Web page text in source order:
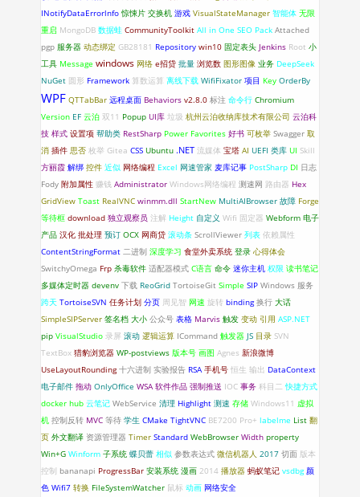
INotifyDataErrorlnfo 惊悚片 交换机 游戏 VisualStateManager 智能体 无限
重启 MongoDB 数据蛙 CommunityToolkit All in One SEO Pack Attached
pgp 服务器 动态绑定 GB28181 Repository win10 固定表头 Jenkins Root 小
工具 Message windows 网络 e招贷 批量 浏览数 图形图像 业务 DeepSeek
NuGet 圆形 Framework 算数运算 离线下载 WifiFixator 项目 Key OrderBy
WPF QTTabBar 远程桌面 Behaviors v2.8.0 标注 命令行 Chromium
Version EF 云泊 双11 Popup UI库 垃圾 杭州云泊收纳库技术有限公司 云泊科
技 样式 设置项 帮助类 RestSharp Power Favorites 好书 可枚举 Swagger 取
消 插件 思否 枚举 Gitea CSS Ubuntu .NET 流媒体 宝塔 AI UEFI 类库 UI Skill
方丽霞 解绑 控件 近似 网络编程 Excel 网速管家 麦库记事 PostSharp DI 日志
Fody 附加属性 赚钱 Administrator Windows网络编程 测速网 路由器 Hex
GridView Toast RealVNC winmm.dll StartNew MultiAIBrowser 故障 Forge
等待框 download 独立观察员 注解 Height 自定义 Wifi 固定器 Webform 电子
产品 汉化 批处理 预订 OCX 网商贷 滚动条 ScrollViewer 列表 依赖属性
ContentStringFormat 二进制 深度学习 食堂外卖系统 登录 心得体会
SwitchyOmega Frp 杀毒软件 适配器模式 C语言 命令 迷你主机 权限 读书笔记
多媒体定时器 devenv 下载 ReoGrid TortoiseGit Simple SIP Windows 服务
跨天 TortoiseSVN 任务计划 分页 周见智 网速 旋转 binding 换行 大话
SimpleSIPServer 签名档 大小 公众号 表格 Marvis 触发 变动 引用 ASP.NET
pip VisualStudio 录屏 滚动 逻辑运算 ICommand 触发器 JS 目录 SVN
TextBox 猎豹浏览器 WP-postviews 版本号 画图 Agnes 新浪微博
UseLayoutRounding 十六进制 实验报告 RSA 手机号 恒生 输出 DataContext
电子邮件 拖动 OnlyOffice WSA 软件作品 强制推送 IOC 事务 科目二 快捷方式
docker hub 云笔记 WebService 清理 Highlight 测速 存储 Windows11 虚拟
机 控制反转 MVC 等待 学生 CMake TightVNC BE7200 Pro+ labelme List 翻
页 外文翻译 资源管理器 Timer Standard WebBrowser Width property
Win+G Winform 子系统 蝶贝蕾 相似 参数表达式 微信机器人 2017 切面 版本
控制 bananapi ProgressBar 安装系统 漫画 2014 播放器 蚂蚁笔记 vsdbg 颜
色 Wifi7 转换 FileSystemWatcher 鼠标 动画 网络安全